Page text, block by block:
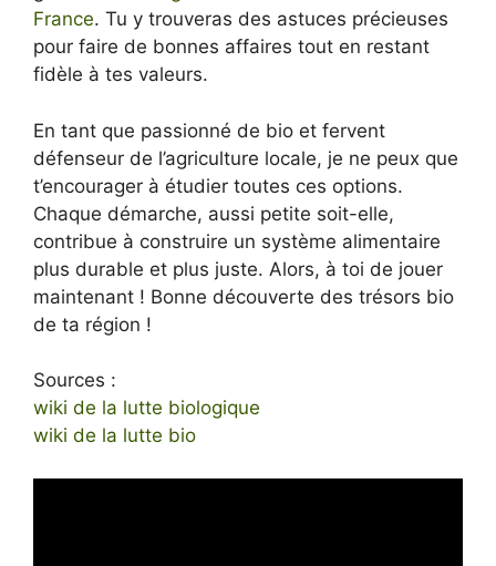
France. Tu y trouveras des astuces précieuses
pour faire de bonnes affaires tout en restant
fidèle à tes valeurs.
En tant que passionné de bio et fervent
défenseur de l’agriculture locale, je ne peux que
t’encourager à étudier toutes ces options.
Chaque démarche, aussi petite soit-elle,
contribue à construire un système alimentaire
plus durable et plus juste. Alors, à toi de jouer
maintenant ! Bonne découverte des trésors bio
de ta région !
Sources :
wiki de la lutte biologique
wiki de la lutte bio